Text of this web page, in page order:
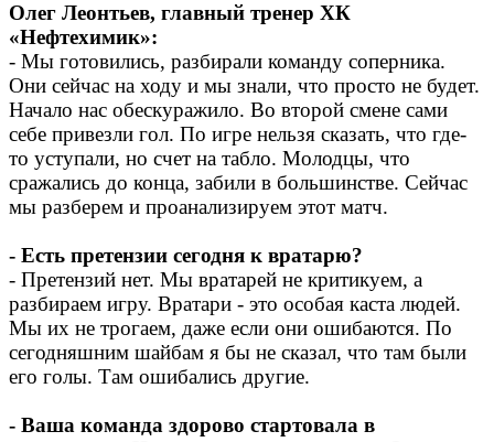
Олег Леонтьев, главный тренер ХК
«Нефтехимик»:
- Мы готовились, разбирали команду соперника.
Они сейчас на ходу и мы знали, что просто не будет.
Начало нас обескуражило. Во второй смене сами
себе привезли гол. По игре нельзя сказать, что где-
то уступали, но счет на табло. Молодцы, что
сражались до конца, забили в большинстве. Сейчас
мы разберем и проанализируем этот матч.
- Есть претензии сегодня к вратарю?
- Претензий нет. Мы вратарей не критикуем, а
разбираем игру. Вратари - это особая каста людей.
Мы их не трогаем, даже если они ошибаются. По
сегодняшним шайбам я бы не сказал, что там были
его голы. Там ошибались другие.
- Ваша команда здорово стартовала в